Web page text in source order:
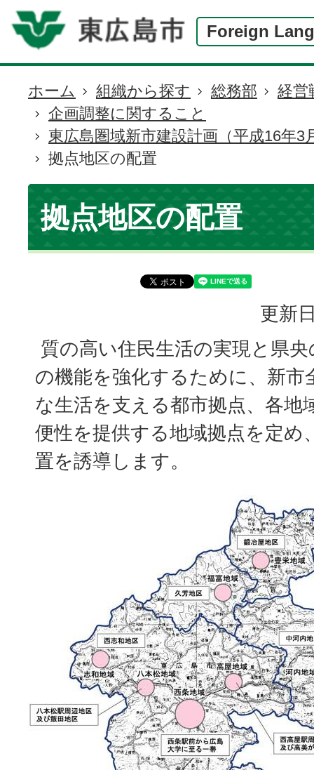
Foreign
現
在
の
位
置
ホーム 組織から探す 総務部
経営
企画調整に関すること
東広島圏域新市建設計画（平成16年3
拠点地区の配置
拠点地区の配置
更新
質の高い住民生活の実現と県
の機能を強化するために、新市
な生活を支える都市拠点、各地
便性を提供する地域拠点を定め
置を誘導します。